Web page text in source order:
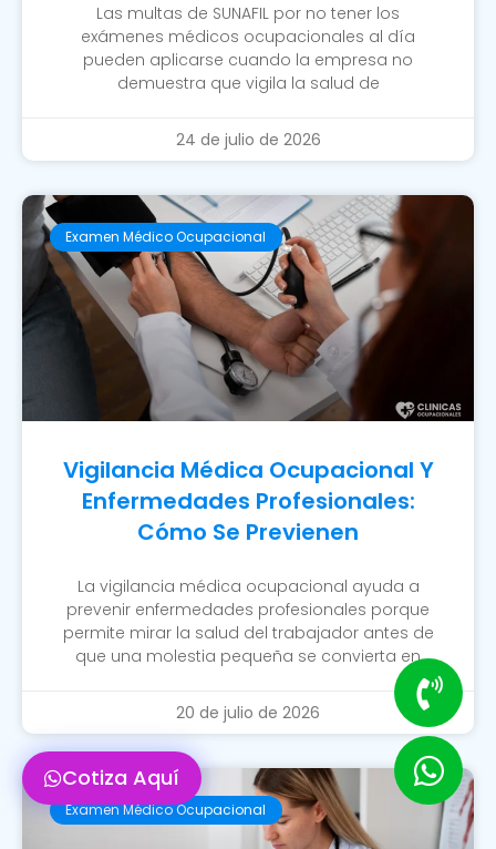
Las multas de SUNAFIL por no tener los
exámenes médicos ocupacionales al día
pueden aplicarse cuando la empresa no
demuestra que vigila la salud de
24 de julio de 2026
Examen Médico Ocupacional
Vigilancia Médica Ocupacional Y
Enfermedades Profesionales:
Cómo Se Previenen
La vigilancia médica ocupacional ayuda a
prevenir enfermedades profesionales porque
permite mirar la salud del trabajador antes de
que una molestia pequeña se convierta en
20 de julio de 2026
Examen Médico Ocupacional
Cotiza Aquí